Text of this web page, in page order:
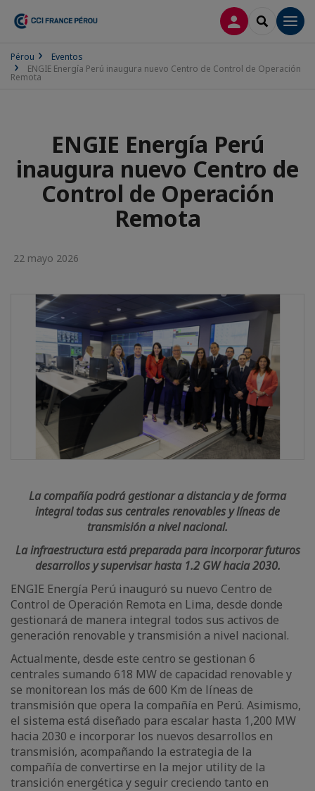
CONECTARSE
SEARCH
Pérou
Eventos
ENGIE Energía Perú inaugura nuevo Centro de Control de Operación
Remota
ENGIE Energía Perú
inaugura nuevo Centro de
Control de Operación
Remota
22 mayo 2026
La compañía podrá gestionar a distancia y de forma
integral todas sus centrales renovables y líneas de
transmisión a nivel nacional.
La infraestructura está preparada para incorporar futuros
desarrollos y supervisar hasta 1.2 GW hacia 2030.
ENGIE Energía Perú inauguró su nuevo Centro de
Control de Operación Remota en Lima, desde donde
gestionará de manera integral todos sus activos de
generación renovable y transmisión a nivel nacional.
Actualmente, desde este centro se gestionan 6
centrales sumando 618 MW de capacidad renovable y
se monitorean los más de 600 Km de líneas de
transmisión que opera la compañía en Perú. Asimismo,
el sistema está diseñado para escalar hasta 1,200 MW
hacia 2030 e incorporar los nuevos desarrollos en
transmisión, acompañando la estrategia de la
compañía de convertirse en la mejor utility de la
transición energética y seguir creciendo tanto en